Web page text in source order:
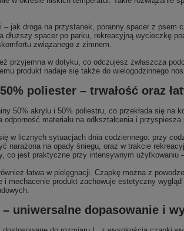
jak droga na przystanek, poranny spacer z
dłuższy spacer po parku, rekreacyjną wycieczkę
związanego z zimnem.
przyjemna w dotyku, co odczujesz zwłaszcza
produkt nadaje się także do wielogodzinnego
poliester – trwałość oraz
50% akrylu i 50% poliestru, co przekłada się na
materiału na odkształcenia i
w licznych sytuacjach dnia codziennego: przy
narażona na opady śniegu, oraz w trakcie
co jest praktyczne przy intensywnym
łatwa w pielęgnacji. Czapkę można z
i mechacenie produkt zachowuje estetyczny
uniwersalne dopasowanie i